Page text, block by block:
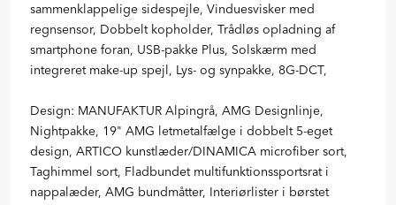
sammenklappelige sidespejle, Vinduesvisker med
regnsensor, Dobbelt kopholder, Trådløs opladning af
smartphone foran, USB-pakke Plus, Solskærm med
integreret make-up spejl, Lys- og synpakke, 8G-DCT,
Design: MANUFAKTUR Alpingrå, AMG Designlinje,
Nightpakke, 19" AMG letmetalfælge i dobbelt 5-eget
design, ARTICO kunstlæder/DINAMICA microfiber sort,
Taghimmel sort, Fladbundet multifunktionssportsrat i
nappalæder, AMG bundmåtter, Interiørlister i børstet